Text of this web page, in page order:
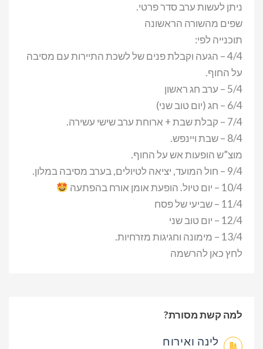
ניתן לעשות ערב סדר פרטי.
שפים מהשורה הראשונה
תוכנייה לפי:
4/4 – הגעה וקבלת פנים של לשכת התיירות עם מסיבה
על החוף.
5/4 – ערב חג ראשון
6/4 – חג (יום טוב שני)
7/4 – קבלת שבת + ארוחת ערב שישי עשירה.
8/4 – שבת ויינפש.
מוצ”ש הופעות אש על החוף.
9/4 – חול המועד, יציאה לטיולים, בערב מסיבה במלון.
10/4 – יום טיול. הופעת אומן אורח בהפתעה
11/4 – שביעי של פסח
12/4 – יום טוב שני
13/4 – מימונה וחגיגות מזרחיות.
לחץ כאן להרשמה
למה קשת מסורת?
לינה ואירוח